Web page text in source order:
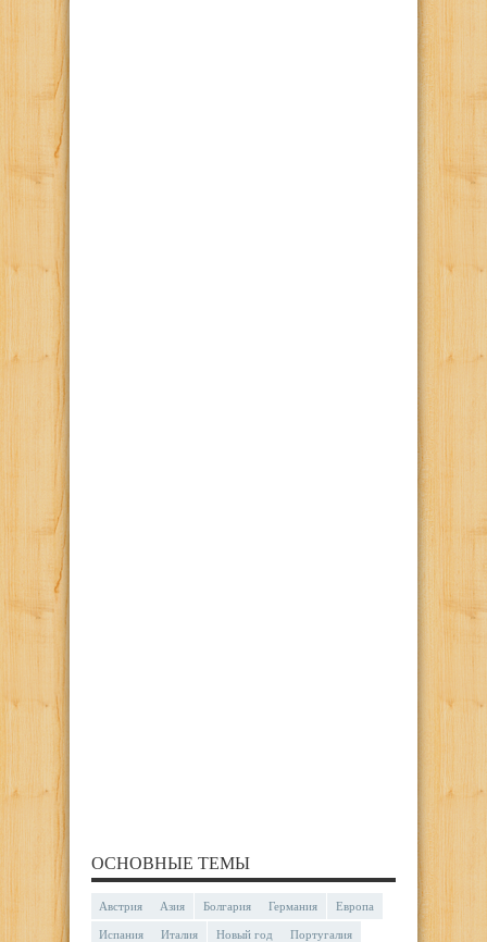
ОСНОВНЫЕ ТЕМЫ
Австрия Азия Болгария Германия Европа
Испания Италия Новый год Португалия